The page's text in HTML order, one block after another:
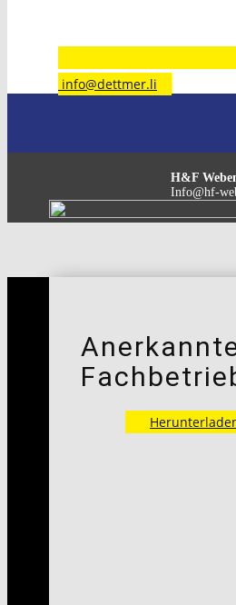
​info@dettmer.li
H&F
Info@hf-